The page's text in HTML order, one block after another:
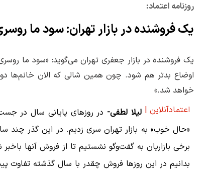
روزنامه اعتماد:
یک فروشنده در بازار تهران: سود ما روسری‌ فروش‌ها
اوضاع بدتر هم شود. چون همین شالی که الان خانم‌ها
خواهد شد.»
اعتمادآنلاین | لیلا لطفی- در روزهای پایانی سال در
«حال خوب» به بازار تهران سری زدیم. در این گذر چند
برخی بازاریان به گفت‌وگو نشستیم تا از فروش آنها
بدانیم در این روزها فروش چقدر با سال گذشته تفاوت